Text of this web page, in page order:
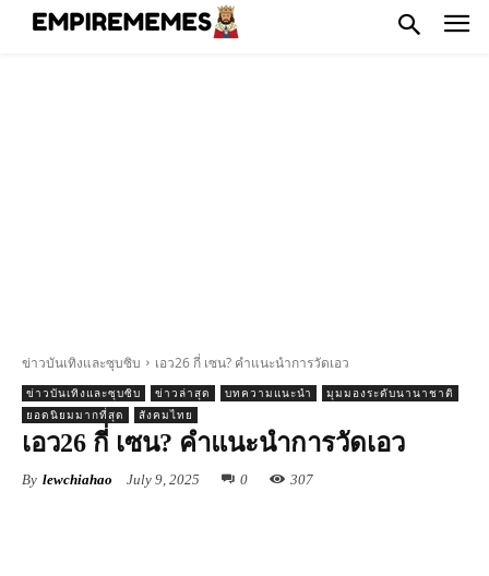
ข่าวบันเทิงและซุบซิบ เอว26 กี่ เซน? คำแนะนำการวัดเอว
ข่าวบันเทิงและซุบซิบ ข่าวล่าสุด บทความแนะนำ
มุมมองระดับนานาชาติ
ยอดนิยมมากที่สุด
สังคมไทย
เอว26 กี่ เซน? คำแนะนำการวัดเอว
By lewchiahao July 9, 2025 0 307